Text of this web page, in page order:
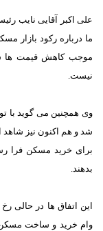
علی اکبر آقایی نایب
ما درباره رکود بازار
موجب کاهش قیمت ها
نیست.
وی همچنین می گوید با
شد و هم اکنون نیز شاهد
برای خرید مسکن فرا
بدهند.
این اتفاق ها در حالی